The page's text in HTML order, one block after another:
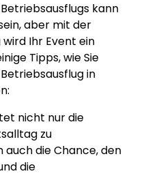
kann
aber mit der
Ihr Event ein
Tipps, wie Sie
in
nicht nur die
zu
die Chance, den
die